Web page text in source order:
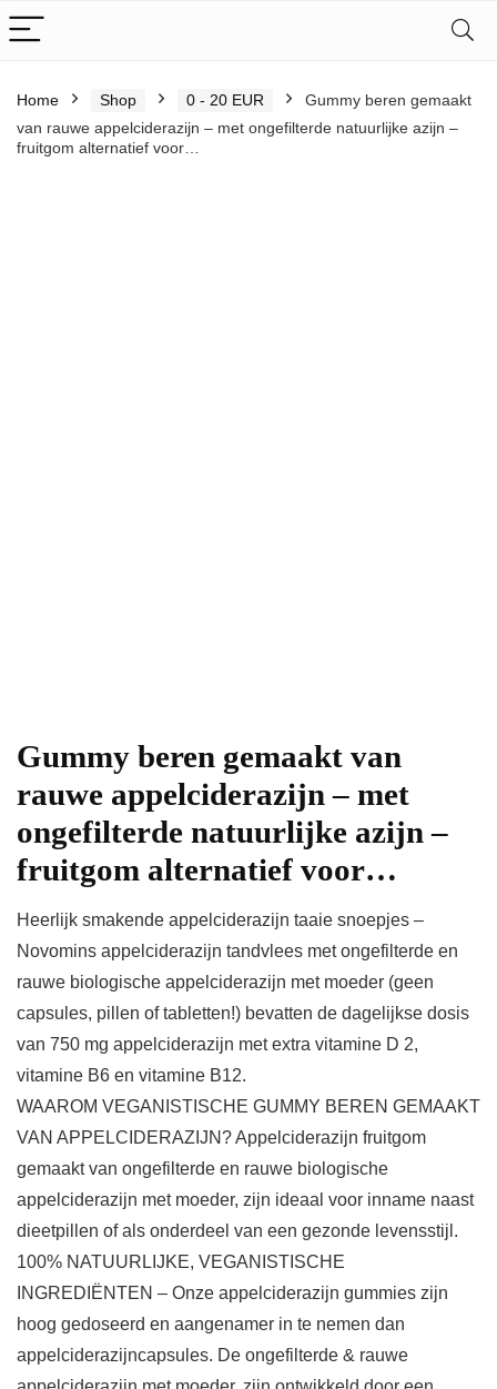
Home Shop 0 - 20 EUR
Gummy beren gemaakt
van rauwe appelciderazijn – met ongefilterde natuurlijke azijn –
fruitgom alternatief voor…
Gummy beren gemaakt van
rauwe appelciderazijn – met
ongefilterde natuurlijke azijn –
fruitgom alternatief voor…
Heerlijk smakende appelciderazijn taaie snoepjes –
Novomins appelciderazijn tandvlees met ongefilterde en
rauwe biologische appelciderazijn met moeder (geen
capsules, pillen of tabletten!) bevatten de dagelijkse dosis
van 750 mg appelciderazijn met extra vitamine D 2,
vitamine B6 en vitamine B12.
WAAROM VEGANISTISCHE GUMMY BEREN GEMAAKT
VAN APPELCIDERAZIJN? Appelciderazijn fruitgom
gemaakt van ongefilterde en rauwe biologische
appelciderazijn met moeder, zijn ideaal voor inname naast
dieetpillen of als onderdeel van een gezonde levensstijl.
100% NATUURLIJKE, VEGANISTISCHE
INGREDIËNTEN – Onze appelciderazijn gummies zijn
hoog gedoseerd en aangenamer in te nemen dan
appelciderazijncapsules. De ongefilterde & rauwe